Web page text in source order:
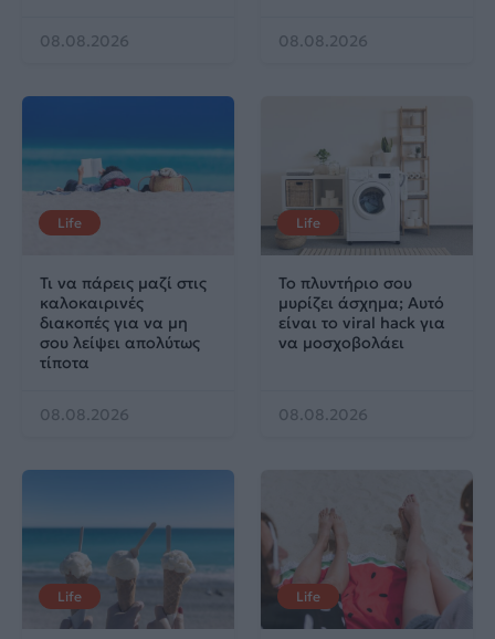
08.08.2026 08.08.2026
Life
Τι να πάρεις μαζί στις
καλοκαιρινές
διακοπές για να μη
σου λείψει απολύτως
τίποτα
08.08.2026
Life
Το πλυντήριο σου
μυρίζει άσχημα; Αυτό
είναι το viral hack για
να μοσχοβολάει
08.08.2026
Life Life